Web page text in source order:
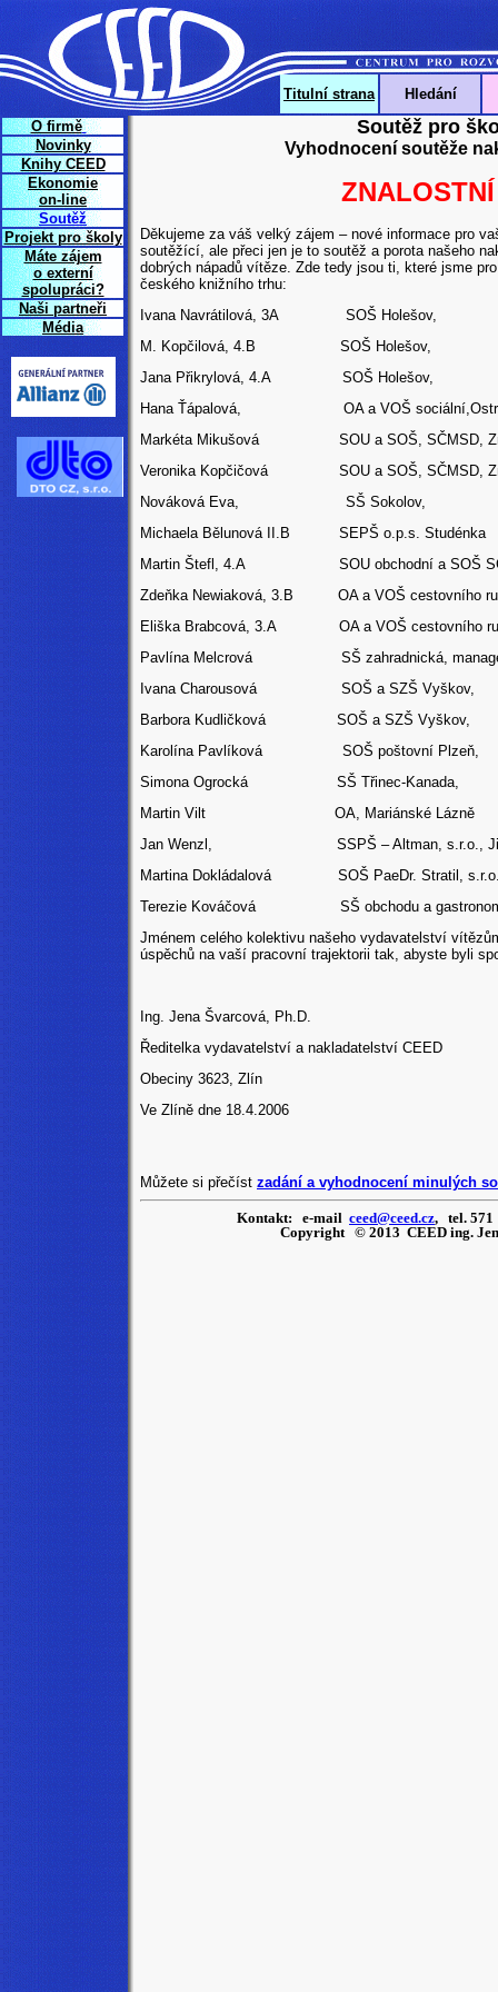
Titulní strana
Hledání
O firmě
Novinky
Knihy CEED
Ekonomie
on-line
Soutěž
Projekt pro školy
Máte zájem
o externí
spolupráci?
Naši partneři
Média
Soutěž pro
Vyhodnocení soutěže
Děkujeme za váš velký zájem – nové informace pro
soutěžící, ale přeci jen je to soutěž a porota našeho
dobrých nápadů vítěze. Zde tedy jsou ti, které jsme
českého knižního trhu:
Ivana Navrátilová, 3A SOŠ Holešov,
M. Kopčilová, 4.B SOŠ Holešov,
Jana Přikrylová, 4.A SOŠ Holešov,
Hana Ťápalová, OA a VOŠ
Markéta Mikušová SOU a SOŠ, SČMSD,
Veronika Kopčičová SOU a SOŠ, SČMSD,
Nováková Eva, SŠ Sokolov,
Michaela Bělunová II.B SEPŠ o.p.s. Studénka
Martin Štefl, 4.A SOU obchodní a SOŠ
Zdeňka Newiaková, 3.B OA a VOŠ cestovního
Eliška Brabcová, 3.A OA a VOŠ cestovního
Pavlína Melcrová SŠ zahradnická,
Ivana Charousová SOŠ a SZŠ Vyškov,
Barbora Kudličková SOŠ a SZŠ Vyškov,
Karolína Pavlíková SOŠ poštovní Plzeň,
Simona Ogrocká SŠ Třinec-Kanada,
Martin Vilt OA, Mariánské Lázně
Jan Wenzl, SSPŠ – Altman, s.r.o.,
Martina Dokládalová SOŠ PaeDr. Stratil,
Terezie Kováčová SŠ obchodu a
Jménem celého kolektivu našeho vydavatelství
úspěchů na vaší pracovní trajektorii tak, abyste byli
Ing. Jena Švarcová, Ph.D.
Ředitelka vydavatelství a nakladatelství CEED
Obeciny 3623, Zlín
Ve Zlíně dne 18.4.2006
Můžete si přečíst zadání a vyhodnocení minulých
Kontakt: e-mail ceed@ceed.cz, tel. 571
Copyright © 2013 CEED ing.